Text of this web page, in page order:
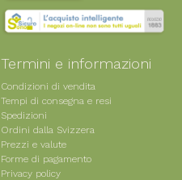
Termini e informazioni
Condizioni di vendita
Tempi di consegna e resi
Spedizioni
Ordini dalla Svizzera
Prezzi e valute
Forme di pagamento
Privacy policy